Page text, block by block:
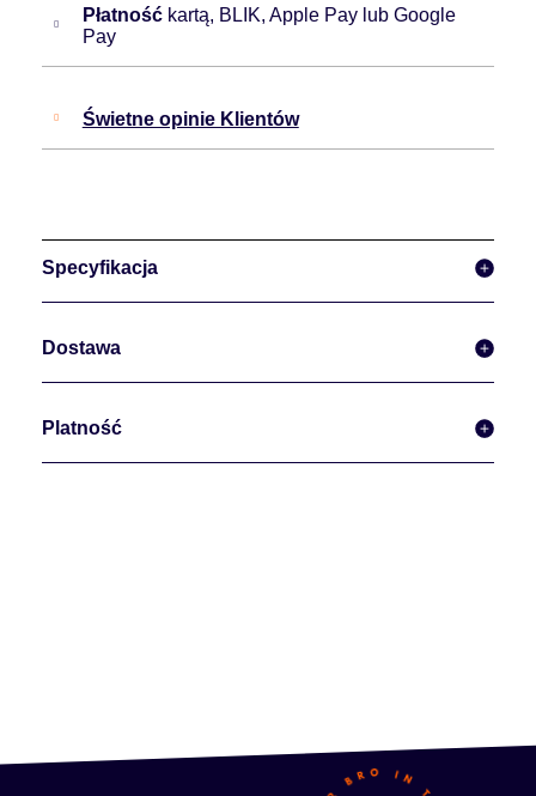
Płatność kartą, BLIK, Apple Pay lub Google
Pay
Świetne opinie Klientów
Specyfikacja
Dostawa
Platność